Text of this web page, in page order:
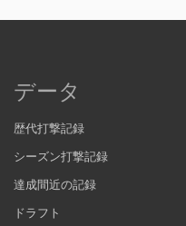
データ
歴代打撃記録
シーズン打撃記録
達成間近の記録
ドラフト